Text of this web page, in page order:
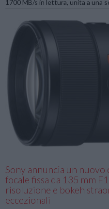
1700 MB/s in lettura, unita a una
Sony annuncia un
focale fissa da 135 mm
risoluzione e bokeh
eccezionali